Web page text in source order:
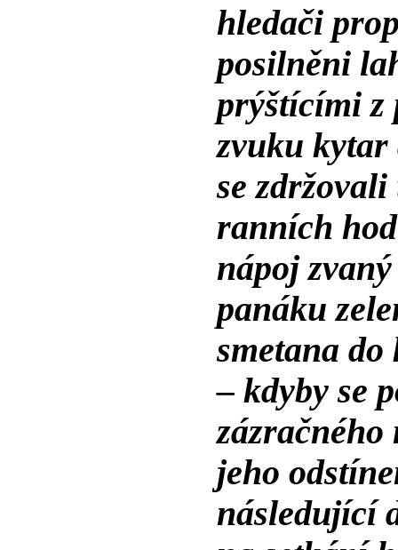
hledači
posilněni
prýštícími z
zvuku kytar
se
ranních
nápoj
panáku
smetana
– kdyby se
zázračného
jeho
následující